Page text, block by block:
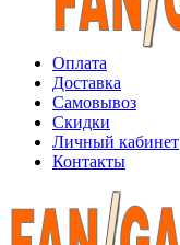
Оплата
Доставка
Самовывоз
Скидки
Личный кабинет
Контакты